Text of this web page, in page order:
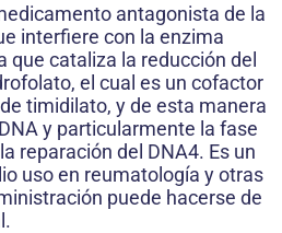
antagonista de la
interfiere con la enzima
que cataliza la reducción del
el cual es un cofactor
timidilato, y de esta manera
y particularmente la fase
reparación del DNA4. Es un
uso en reumatología y otras
puede hacerse de